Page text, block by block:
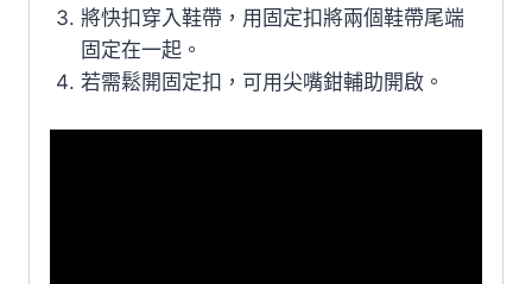
將快扣穿入鞋帶，用固定扣將兩個鞋帶尾端
固定在一起。
若需鬆開固定扣，可用尖嘴鉗輔助開啟。